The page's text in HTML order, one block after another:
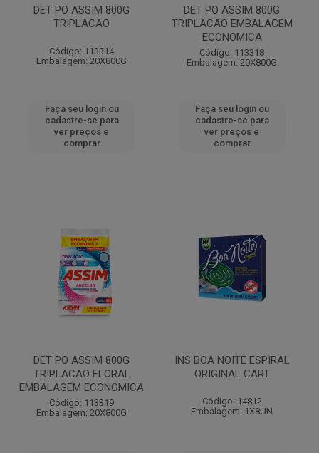
DET PO ASSIM 800G
TRIPLACAO
Código: 113314
Embalagem: 20X800G
Faça seu login ou
cadastre-se para
ver preços e
comprar
DET PO ASSIM 800G
TRIPLACAO EMBALAGEM
ECONOMICA
Código: 113318
Embalagem: 20X800G
Faça seu login ou
cadastre-se para
ver preços e
comprar
DET PO ASSIM 800G
TRIPLACAO FLORAL
EMBALAGEM ECONOMICA
Código: 113319
Embalagem: 20X800G
INS BOA NOITE ESPIRAL
ORIGINAL CART
Código: 14812
Embalagem: 1X8UN